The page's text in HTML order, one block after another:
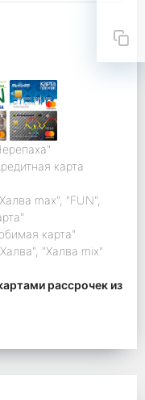
карта
max", "FUN",
карта"
"Халва mix"
рассрочек из